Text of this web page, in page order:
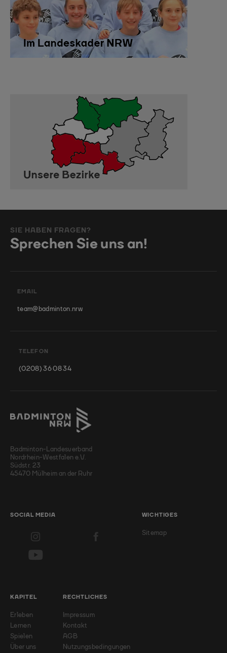
SIE HABEN FRAGEN?
Sprechen Sie uns an!
EMAIL
team@badminton.nrw
TELEFON
(0208) 36 08 34
Badminton-Landesverband
Nordrhein-Westfalen e.V.
Südstr. 23
45470 Mülheim an der Ruhr
SOCIAL MEDIA WICHTIGES
Sitemap
KAPITEL
Erleben
Lernen
Spielen
Über uns
RECHTLICHES
Impressum
Kontakt
AGB
Nutzungsbedingungen